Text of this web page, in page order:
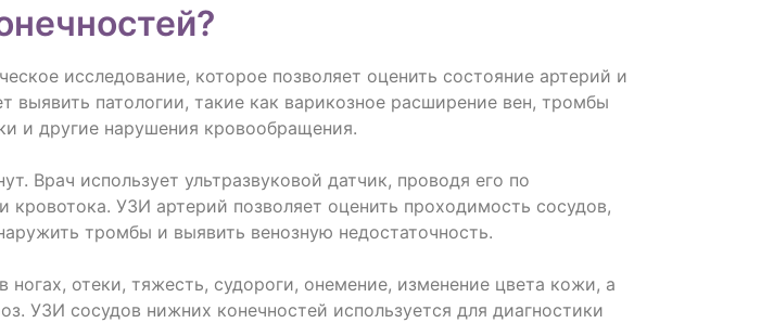
исследование, которое позволяет оценить состояние артерий и
патологии, такие как варикозное расширение вен, тромбы
и другие нарушения кровообращения.
Врач использует ультразвуковой датчик, проводя его по
УЗИ артерий позволяет оценить проходимость сосудов,
тромбы и выявить венозную недостаточность.
отеки, тяжесть, судороги, онемение, изменение цвета кожи, а
УЗИ сосудов нижних конечностей используется для диагностики